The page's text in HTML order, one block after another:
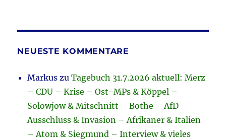
NEUESTE KOMMENTARE
Markus zuTagebuch 31.7.2026 aktuell: Merz
– CDU – Krise – Ost-MPs & Köppel –
Solowjow & Mitschnitt – Bothe – AfD –
Ausschluss & Invasion – Afrikaner & Italien
– Atom & Siegmund – Interview & vieles